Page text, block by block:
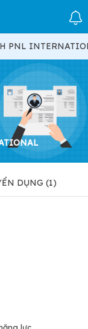
PNL
DỤNG (1)